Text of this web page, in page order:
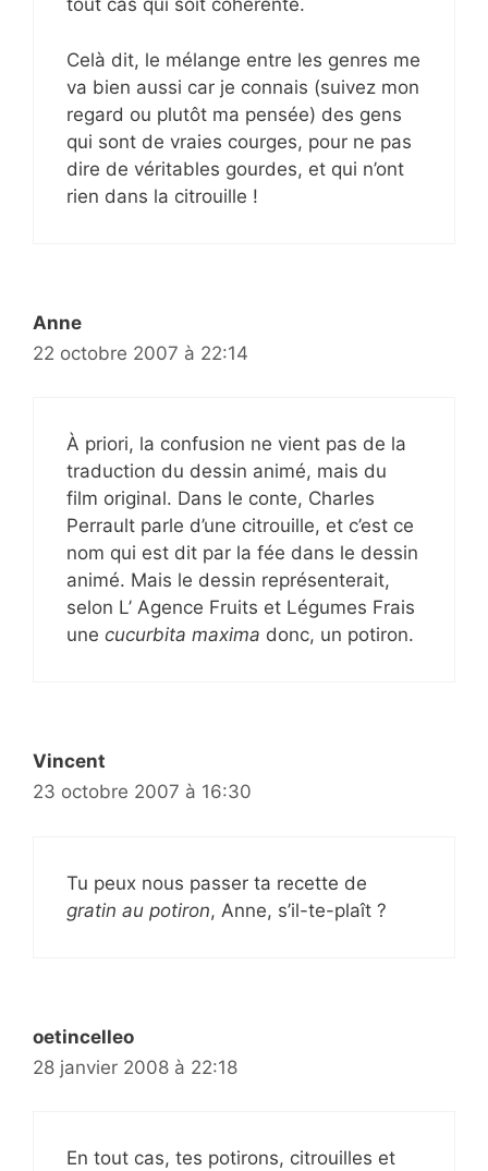
tout cas qui soit cohérente.
Celà dit, le mélange entre les genres me
va bien aussi car je connais (suivez mon
regard ou plutôt ma pensée) des gens
qui sont de vraies courges, pour ne pas
dire de véritables gourdes, et qui n’ont
rien dans la citrouille !
Anne
22 octobre 2007 à 22:14
À priori, la confusion ne vient pas de la
traduction du dessin animé, mais du
film original. Dans le conte, Charles
Perrault parle d’une citrouille, et c’est ce
nom qui est dit par la fée dans le dessin
animé. Mais le dessin représenterait,
selon L’ Agence Fruits et Légumes Frais
une cucurbita maxima donc, un potiron.
Vincent
23 octobre 2007 à 16:30
Tu peux nous passer ta recette de
gratin au potiron, Anne, s’il-te-plaît ?
oetincelleo
28 janvier 2008 à 22:18
En tout cas, tes potirons, citrouilles et